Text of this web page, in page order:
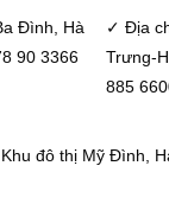
Đình, Hà
90 3366
✓ Địa
Trưng-
885
đô thị Mỹ Đình,